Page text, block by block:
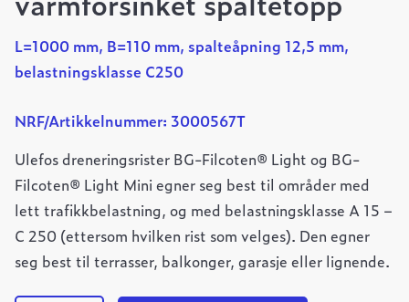
L=1000 mm, B=110 mm, spalteåpning 12,5 mm,
belastningsklasse C250
NRF/Artikkelnummer: 3000567T
Ulefos dreneringsrister BG-Filcoten® Light og BG-
Filcoten® Light Mini egner seg best til områder med
lett trafikkbelastning, og med belastningsklasse A 15 –
C 250 (ettersom hvilken rist som velges). Den egner
seg best til terrasser, balkonger, garasje eller lignende.